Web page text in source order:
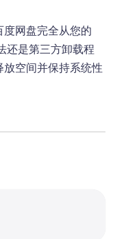
网盘完全从您的
还是第三方卸载程
空间并保持系统性